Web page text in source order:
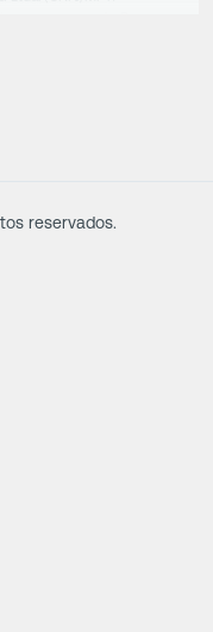
sendo que estes
reservados.